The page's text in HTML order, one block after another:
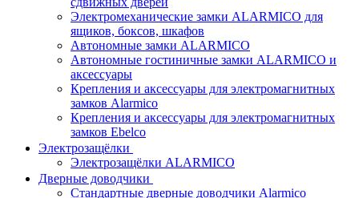
Электромеханические замки ALARMICO для
ящиков, боксов, шкафов
Автономные замки ALARMICO
Автономные гостиничные замки ALARMICO и
аксессуары
Крепления и аксессуары для электромагнитных
замков Alarmico
Крепления и аксессуары для электромагнитных
замков Ebelco
Электрозащёлки
Электрозащёлки ALARMICO
Дверные доводчики
Стандартные дверные доводчики Alarmico